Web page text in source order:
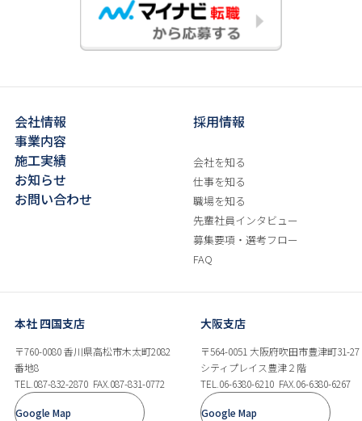
会社情報
事業内容
施工実績
お知らせ
お問い合わせ
採用情報
会社を知る
仕事を知る
職場を知る
先輩社員インタビュー
募集要項・選考フロー
FAQ
本社 四国支店
〒760-0080 香川県高松市木太町2082
番地8
TEL.087-832-2870 FAX.087-831-0772
Google Map
大阪支店
〒564-0051 大阪府吹田市豊津町31-27
シティプレイス豊津２階
TEL.06-6380-6210 FAX.06-6380-6267
Google Map